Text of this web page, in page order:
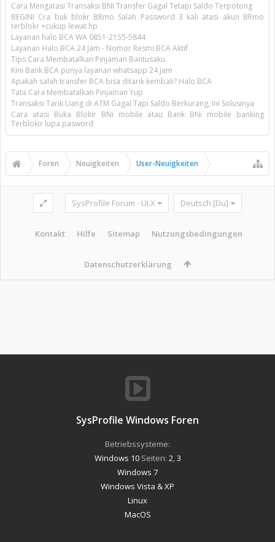
Cara Mengatasi Transaksi BNI Transfer Gagal Tetapi Saldo Terpotong
BEGINI Cra buk blokr BRmo Salah Password 3 kali atasi akun BRmo
terblokr +cukup lewat hp
Layanan halo BCA WA 0851-2155-5844
Layanan Halo BCA 24 Jam - Nomor Resmi BCA Aktif
Tips Cara Membatalkan Pinjaman Bantusaku
Kini Bank BCA punya layanan whatsapp 24 jam
Apakah salah transfer BCA bisa ditarik kembali? Halo BCA
Tata Cara Membatalkan Pinjaman Yup
Transaksi Tarik Uang di ATM Gagal Tapi Saldo Berkurang, Ini Solusinya
Cara atasi Buka Blokir BNi mobile atau Bank BNi mobile banking
Terblokir lupa pasword
Foren Neuigkeiten User-Neuigkeiten
SysProfile Forum - UI.X Deutsch [Du]
Kontakt Hilfe Sitemap Nutzungsbedingungen
Datenschutzerklärung
SysProfile Windows Foren
Betriebssysteme:
Windows 10Seiten: 2 3
Windows 7
Windows Vista & XP
Linux
MacOS